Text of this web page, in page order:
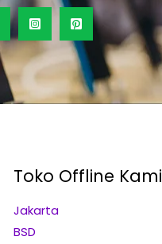
Toko Offline Kami
Jakarta
BSD